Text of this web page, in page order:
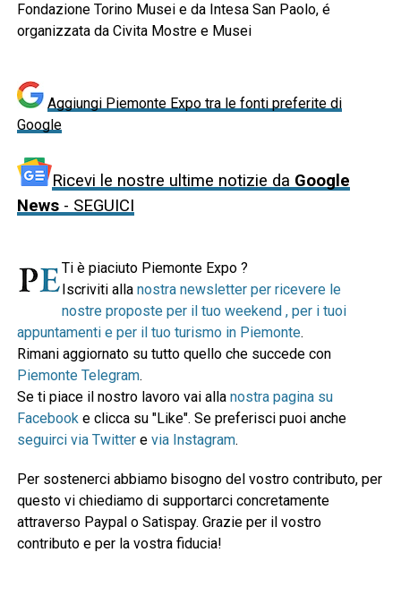
Fondazione Torino Musei e da Intesa San Paolo, é
organizzata da Civita Mostre e Musei
Aggiungi Piemonte Expo tra le fonti preferite di
Google
Ricevi le nostre ultime notizie da Google
News- SEGUICI
Ti è piaciuto Piemonte Expo ?
Iscriviti alla nostra newsletter per ricevere le
nostre proposte per il tuo weekend , per i tuoi
appuntamenti e per il tuo turismo in Piemonte.
Rimani aggiornato su tutto quello che succede con
Piemonte Telegram.
Se ti piace il nostro lavoro vai alla nostra pagina su
Facebooke clicca su "Like". Se preferisci puoi anche
seguirci via Twittere via Instagram.
Per sostenerci abbiamo bisogno del vostro contributo, per
questo vi chiediamo di supportarci concretamente
attraverso Paypal o Satispay. Grazie per il vostro
contributo e per la vostra fiducia!